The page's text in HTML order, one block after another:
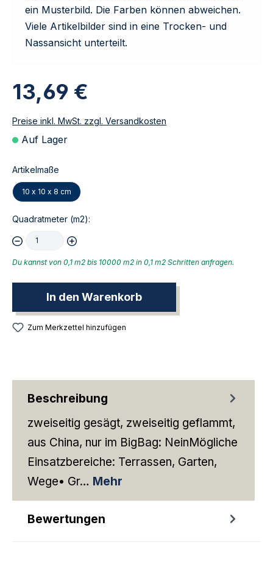
ein Musterbild. Die Farben können abweichen.
Viele Artikelbilder sind in eine Trocken- und
Nassansicht unterteilt.
13,69 €
Preise inkl. MwSt. zzgl. Versandkosten
Auf Lager
Artikelmaße
10 x 10 x 8 cm
Quadratmeter (m2):
Du kannst von 0,1 m2 bis 10000 m2 in 0,1 m2 Schritten anfragen.
In den Warenkorb
Zum Merkzettel hinzufügen
Beschreibung
zweiseitig gesägt, zweiseitig geflammt,
aus China, nur im BigBag: NeinMögliche
Einsatzbereiche: Terrassen, Garten,
Wege• Gr… Mehr
Bewertungen